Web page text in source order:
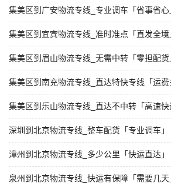
集美区到广安物流专线_专业调车「省事省心
集美区到宜宾物流专线_准时准点「直发全境
集美区到眉山物流专线_无需中转「零担配货
集美区到南充物流专线_直达特快专线「运费
集美区到乐山物流专线_直达不中转「高速快
深圳到北京物流专线_整车配货「专业调车」
漳州到北京物流专线_多少公里「快运直达」
泉州到北京物流专线_快运有保障「需要几天